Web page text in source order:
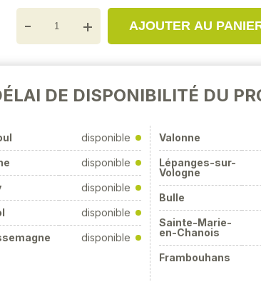
- + AJOUTER AU
DE DISPONIBILITÉ DU
disponible
disponible
disponible
disponible
disponible
Valonne
Lépanges-sur-
Vologne
Bulle
Sainte-Marie-
en-Chanois
Frambouhans